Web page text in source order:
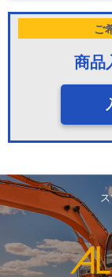
ご
商品